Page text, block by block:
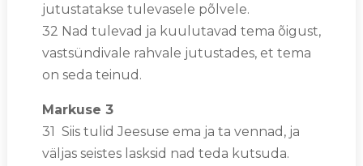
jutustatakse tulevasele põlvele.
32 Nad tulevad ja kuulutavad tema õigust,
vastsündivale rahvale jutustades, et tema
on seda teinud.
Markuse 3
31 Siis tulid Jeesuse ema ja ta vennad, ja
väljas seistes lasksid nad teda kutsuda.